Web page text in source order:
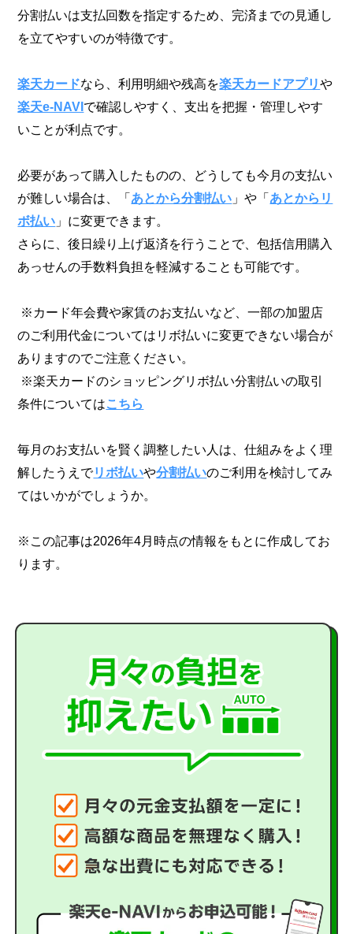
分割払いは支払回数を指定するため、完済までの見通し
を立てやすいのが特徴です。
楽天カードなら、利用明細や残高を楽天カードアプリや
楽天e-NAVIで確認しやすく、支出を把握・管理しやす
いことが利点です。
必要があって購入したものの、どうしても今月の支払い
が難しい場合は、「あとから分割払い 」や「あとからリ
ボ払い 」に変更できます。
さらに、後日繰り上げ返済を行うことで、包括信用購入
あっせんの手数料負担を軽減することも可能です。
※カード年会費や家賃のお支払いなど、一部の加盟店
のご利用代金についてはリボ払いに変更できない場合が
ありますのでご注意ください。
※楽天カードのショッピングリボ払い分割払いの取引
条件についてはこちら
毎月のお支払いを賢く調整したい人は、仕組みをよく理
解したうえでリボ払いや分割払いのご利用を検討してみ
てはいかがでしょうか。
※この記事は2026年4月時点の情報をもとに作成してお
ります。